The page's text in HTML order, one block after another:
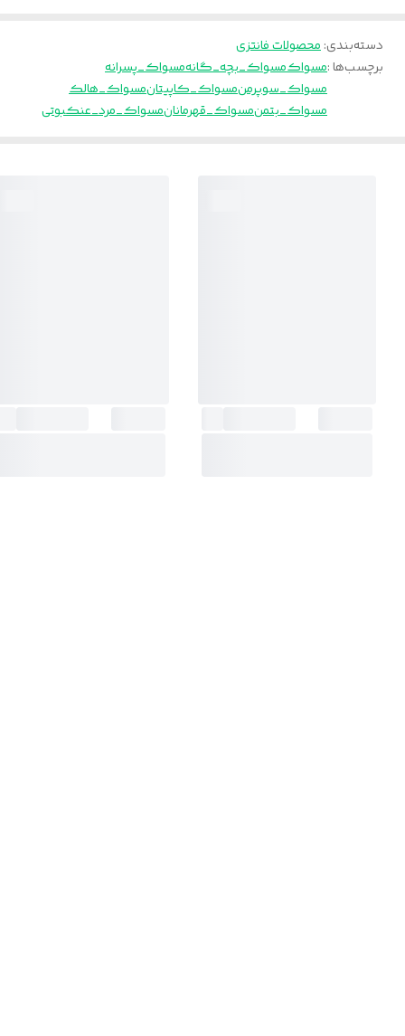
دسته‌بندی:محصولات فانتزی
برچسب‌ها :مسواکمسواک_بچه_گانهمسواک_پسرانه
مسواک_سوپرمنمسواک_کاپیتانمسواک_هالک
مسواک_بتمنمسواک_قهرمانانمسواک_مرد_عنکبوتی